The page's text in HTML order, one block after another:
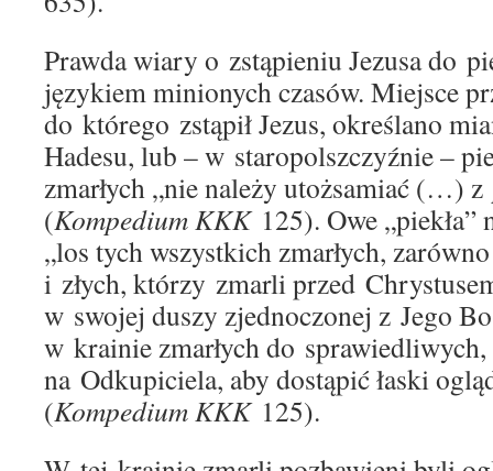
Prawda wiary o zstąpieniu Jezusa do
językiem minionych czasów. Miejsce
do którego zstąpił Jezus, określano
Hadesu, lub – w staropolszczyźnie –
zmarłych „nie należy utożsamiać (…) z
(Kompedium KKK125). Owe „piekła”
„los tych wszystkich zmarłych,
i złych, którzy zmarli przed
w swojej duszy zjednoczonej z Jego
w krainie zmarłych do
na Odkupiciela, aby dostąpić łaski
(Kompedium KKK125).